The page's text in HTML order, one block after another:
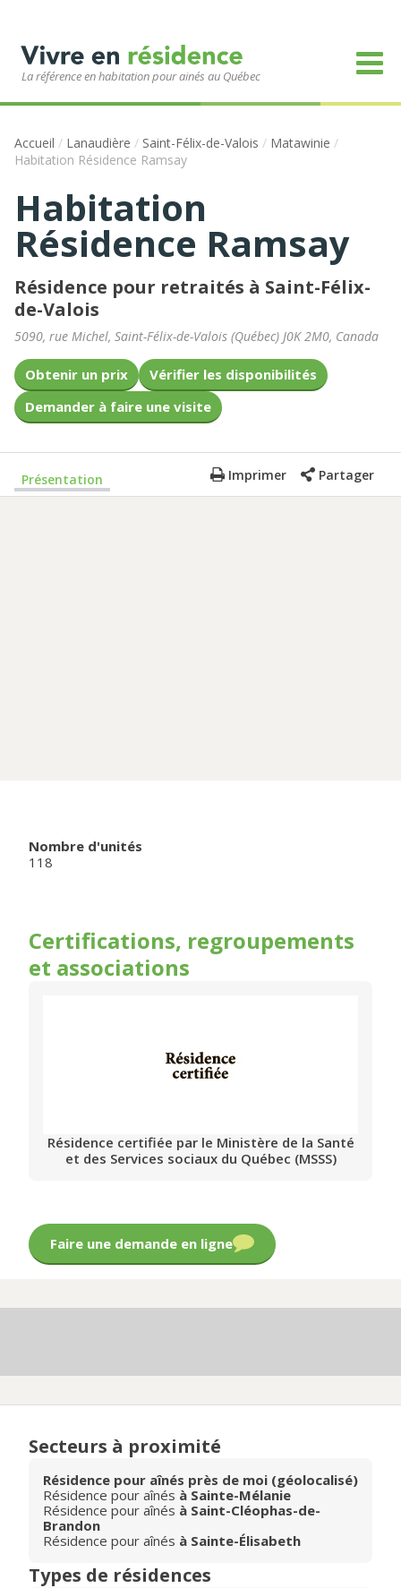
La référence en habitation pour ainés au Québec
Accueil / Lanaudière / Saint-Félix-de-Valois / Matawinie /
Habitation Résidence Ramsay
Habitation
Résidence Ramsay
Résidence pour retraités à Saint-Félix-
de-Valois
5090, rue Michel, Saint-Félix-de-Valois (Québec) J0K 2M0, Canada
Obtenir un prix
Vérifier les disponibilités
Demander à faire une visite
Présentation Imprimer Partager
Nombre d'unités
118
Certifications, regroupements
et associations
Résidence certifiée par le Ministère de la Santé
et des Services sociaux du Québec (MSSS)
Faire une demande en ligne
Secteurs à proximité
Résidence pour aînés près de moi (géolocalisé)
Résidence pour aînés à Sainte-Mélanie
Résidence pour aînés à Saint-Cléophas-de-
Brandon
Résidence pour aînés à Sainte-Élisabeth
Types de résidences